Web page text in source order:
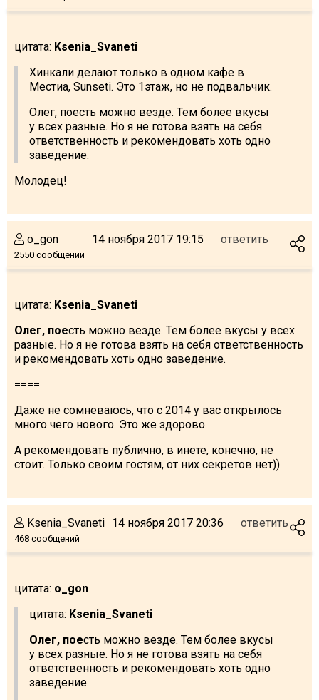
цитата: Ksenia_Svaneti
Хинкали делают только в одном кафе в
Местиа, Sunseti. Это 1этаж, но не подвальчик.
Олег, поесть можно везде. Тем более вкусы
у всех разные. Но я не готова взять на себя
ответственность и рекомендовать хоть одно
заведение.
Молодец!
o_gon
2550 сообщений
14 ноября 2017 19:15 ответить
цитата: Ksenia_Svaneti
Олег, поесть можно везде. Тем более вкусы у всех
разные. Но я не готова взять на себя ответственность
и рекомендовать хоть одно заведение.
====
Даже не сомневаюсь, что с 2014 у вас открылось
много чего нового. Это же здорово.
А рекомендовать публично, в инете, конечно, не
стоит. Только своим гостям, от них секретов нет))
Ksenia_Svaneti
468 сообщений
14 ноября 2017 20:36 ответить
цитата: o_gon
цитата: Ksenia_Svaneti
Олег, поесть можно везде. Тем более вкусы
у всех разные. Но я не готова взять на себя
ответственность и рекомендовать хоть одно
заведение.